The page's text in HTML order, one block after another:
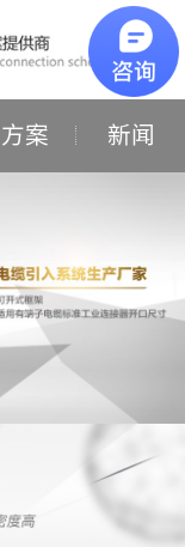
方案 新闻